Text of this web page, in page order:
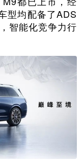
型均配备了ADS
智能化竞争力行